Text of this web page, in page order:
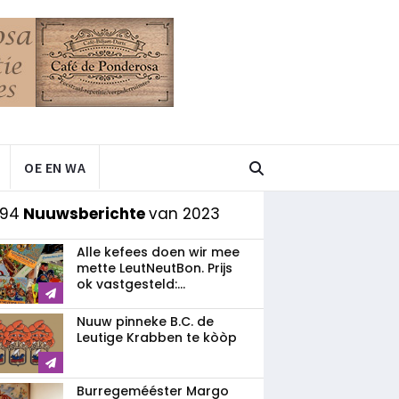
OE EN WA
Nuuwsberichtevan 2023
Alle kefees doen wir mee
mette LeutNeutBon. Prijs
ok vastgesteld:...
Nuuw pinneke B.C. de
Leutige Krabben te kòòp
Burregemééster Margo